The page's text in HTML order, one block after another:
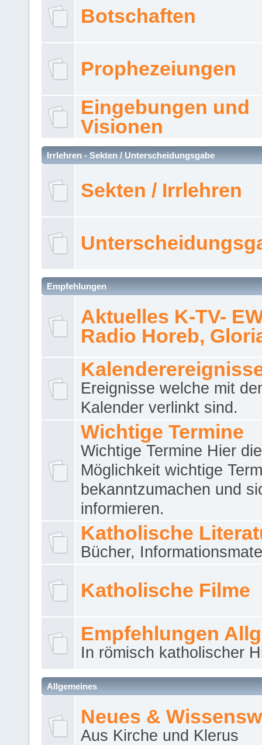
Botschaften
Prophezeiungen
Eingebungen und
Visionen
Irrlehren - Sekten / Unterscheidungsgabe
Sekten / Irrlehren
Empfehlungen
Aktuelles K-TV-
Radio Horeb,
Ereignisse welche mit
Kalender verlinkt sind.
Wichtige Termine
Wichtige Termine Hier die
Möglichkeit wichtige
bekanntzumachen und
informieren.
Katholische
Bücher,
Katholische Filme
Empfehlungen
In römisch katholischer
Allgemeines
Neues &
Aus Kirche und Klerus